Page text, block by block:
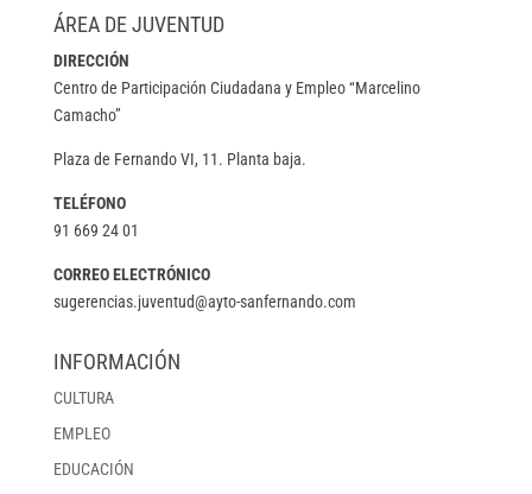
ÁREA DE JUVENTUD
DIRECCIÓN
Centro de Participación Ciudadana y Empleo “Marcelino
Camacho”
Plaza de Fernando VI, 11. Planta baja.
TELÉFONO
91 669 24 01
CORREO ELECTRÓNICO
sugerencias.juventud@ayto-sanfernando.com
INFORMACIÓN
CULTURA
EMPLEO
EDUCACIÓN